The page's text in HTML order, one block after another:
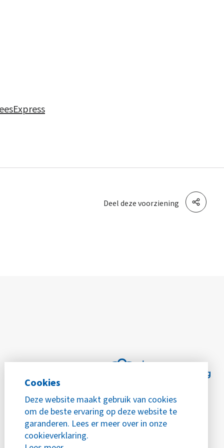
Cookies
Deze website maakt gebruik van cookies
om de beste ervaring op deze website te
garanderen. Lees er meer over in onze
cookieverklaring.
Deel deze voorziening